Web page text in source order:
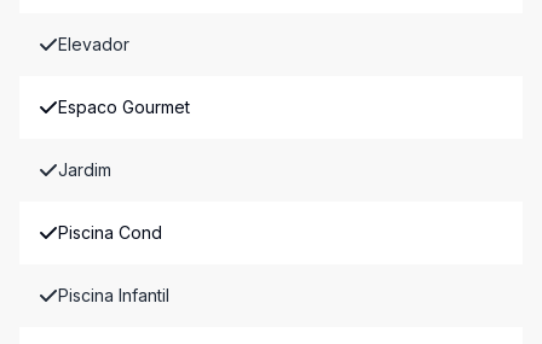
Elevador
Espaco Gourmet
Jardim
Piscina Cond
Piscina Infantil